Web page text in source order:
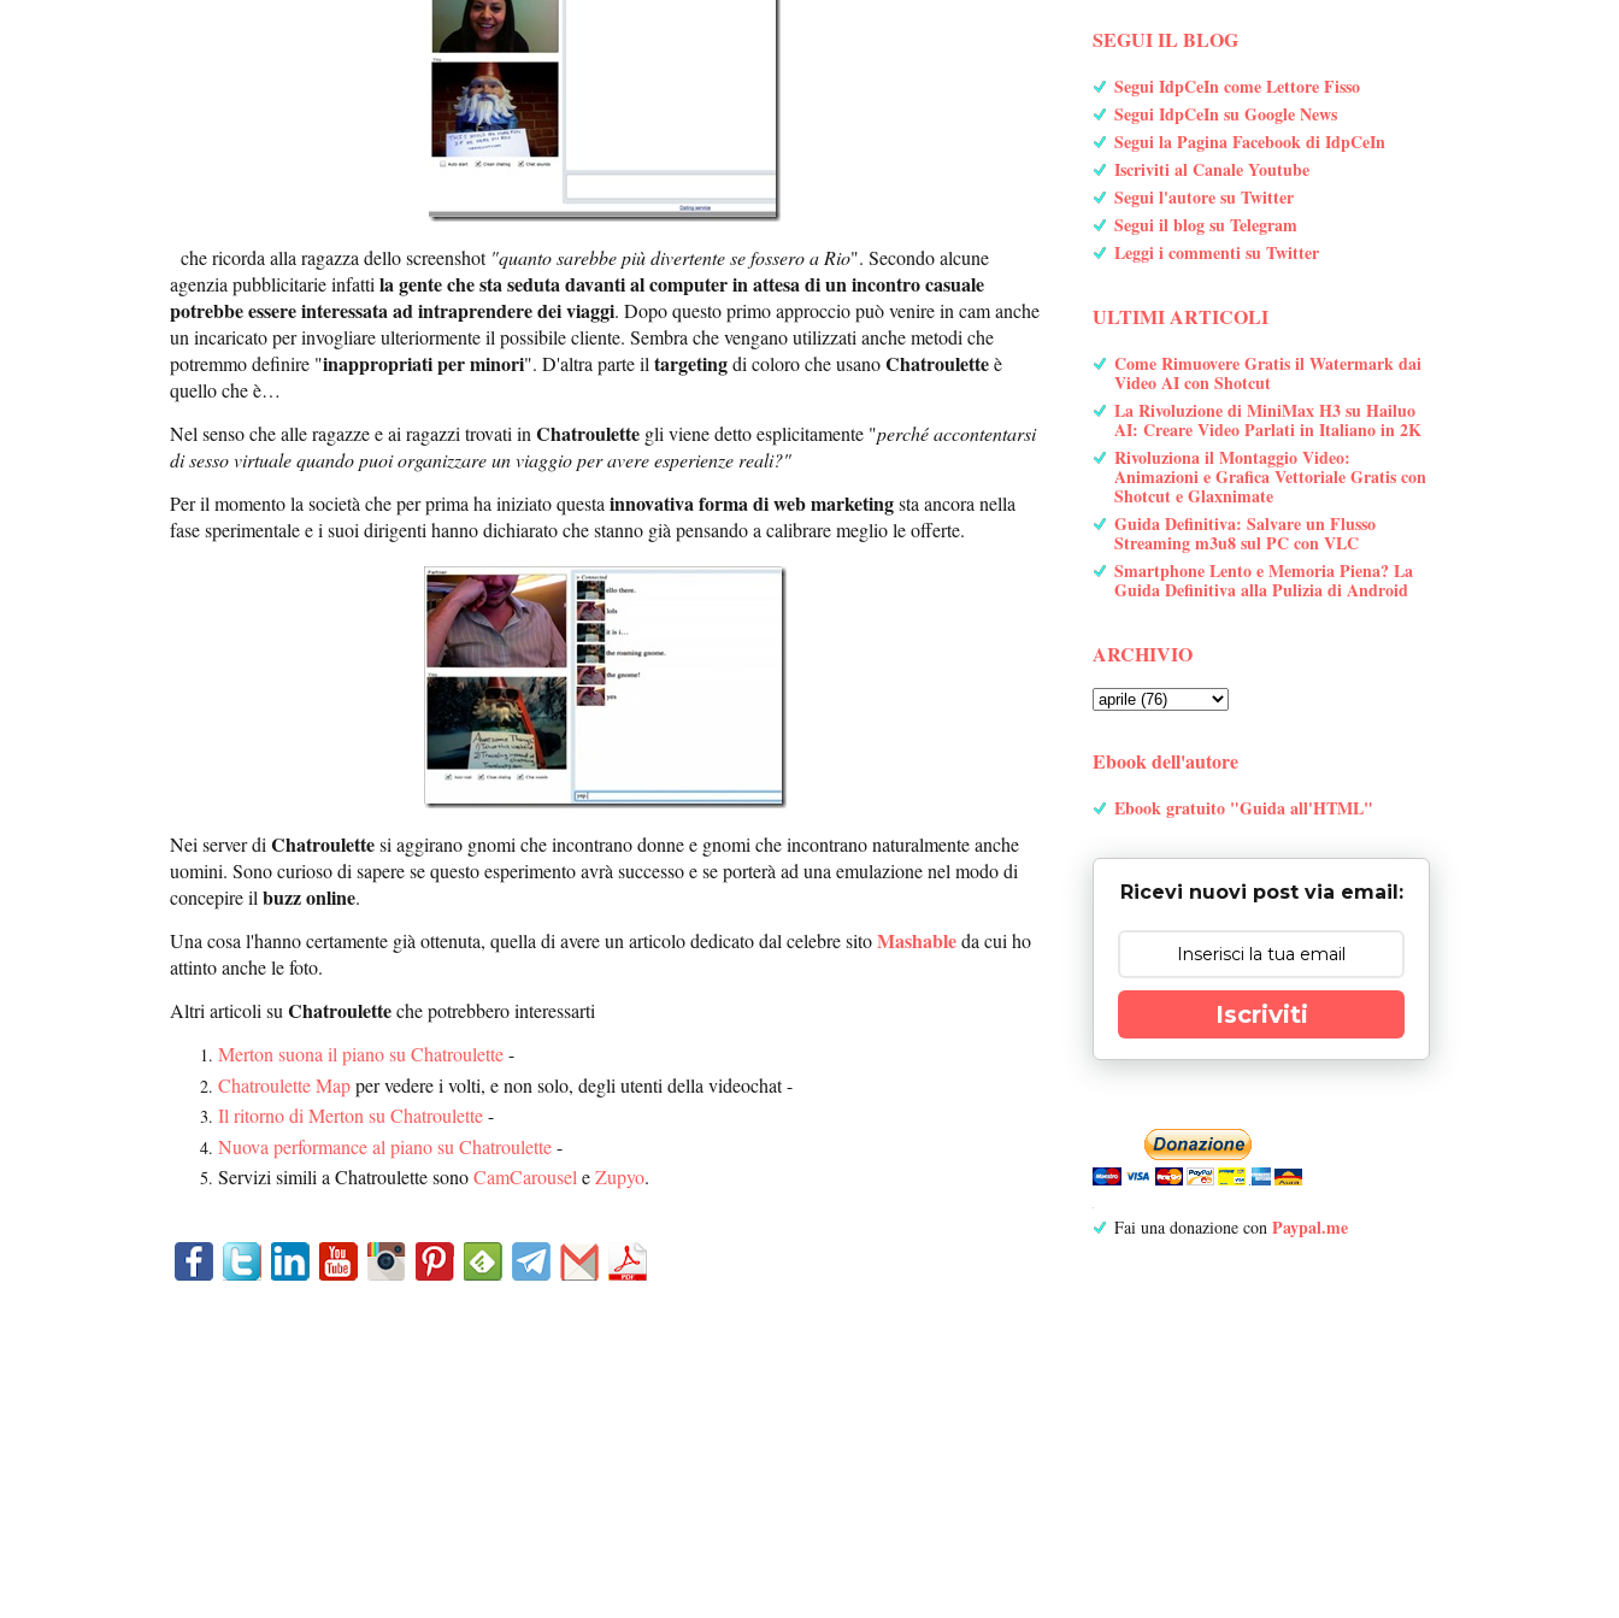
che ricorda alla ragazza dello screenshot "quanto sarebbe più divertente se fossero a Rio". Secondo alcune
agenzia pubblicitarie infatti la gente che sta seduta davanti al computer in attesa di un incontro casuale
potrebbe essere interessata ad intraprendere dei viaggi. Dopo questo primo approccio può venire in cam anche
un incaricato per invogliare ulteriormente il possibile cliente. Sembra che vengano utilizzati anche metodi che
potremmo definire "inappropriati per minori". D'altra parte il targetingdi coloro che usanoChatrouletteè
quello che è…
Nel senso che alle ragazze e ai ragazzi trovati in Chatroulette gli viene detto esplicitamente "perché accontentarsi
di sesso virtuale quando puoi organizzare un viaggio per avere esperienze reali?"
Per il momento la società che per prima ha iniziato questa innovativa forma di web marketingsta ancora nella
fase sperimentale e i suoi dirigenti hanno dichiarato che stanno già pensando a calibrare meglio le offerte.
Nei server di Chatroulettesi aggirano gnomi che incontrano donne e gnomi che incontrano naturalmente anche
uomini. Sono curioso di sapere se questo esperimento avrà successo e se porterà ad una emulazione nel modo di
concepire il buzz online.
Una cosa l'hanno certamente già ottenuta, quella di avere un articolo dedicato dal celebre sitoMashableda cui ho
attinto anche le foto.
Altri articoli su Chatrouletteche potrebbero interessarti
Merton suona il piano su Chatroulette-
Chatroulette Mapper vedere i volti, e non solo, degli utenti della videochat -
Il ritorno di Merton su Chatroulette-
Nuova performance al piano su Chatroulette-
Servizi simili a Chatroulette sonoCamCarousel eZupyo.
SEGUI IL BLOG
Segui IdpCeIn come Lettore Fisso
Segui IdpCeIn su Google News
Segui la Pagina Facebook di IdpCeIn
Iscriviti al Canale Youtube
Segui l'autore su Twitter
Segui il blog su Telegram
Leggi i commenti su Twitter
ULTIMI ARTICOLI
Come Rimuovere Gratis il Watermark dai
Video AI con Shotcut
La Rivoluzione di MiniMax H3 su Hailuo
AI: Creare Video Parlati in Italiano in 2K
Rivoluziona il Montaggio Video:
Animazioni e Grafica Vettoriale Gratis con
Shotcut e Glaxnimate
Guida Definitiva: Salvare un Flusso
Streaming m3u8 sul PC con VLC
Smartphone Lento e Memoria Piena? La
Guida Definitiva alla Pulizia di Android
ARCHIVIO
Ebook dell'autore
Ebook gratuito "Guida all'HTML"
Ricevi nuovi post via email:
Iscriviti
Fai una donazione con Paypal.me